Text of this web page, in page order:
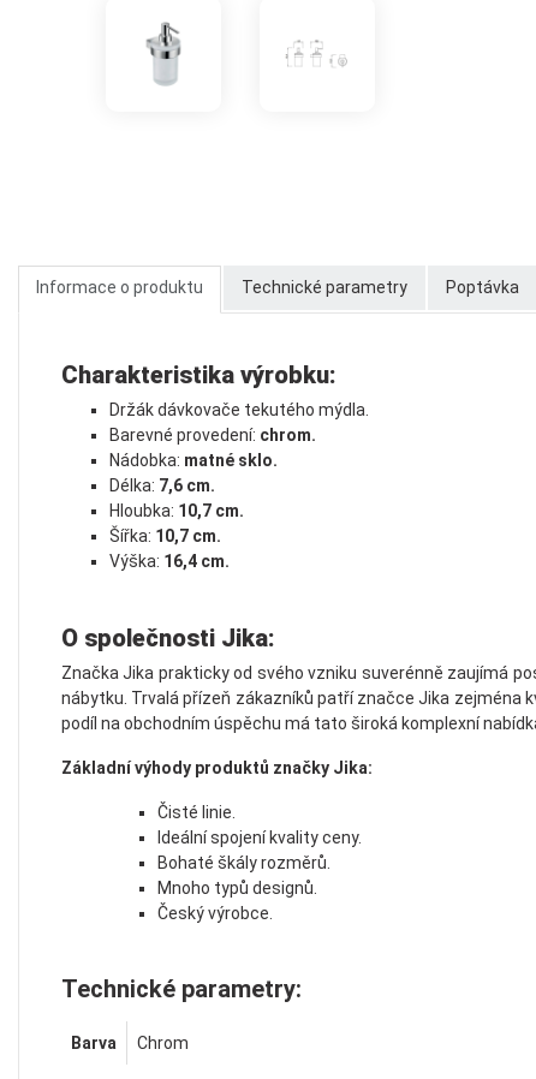
Informace o produktu Technické parametry Poptávka
Charakteristika výrobku:
Držák dávkovače tekutého mýdla.
Barevné provedení: chrom.
Nádobka: matné sklo.
Délka: 7,6 cm.
Hloubka: 10,7 cm.
Šířka: 10,7 cm.
Výška: 16,4 cm.
O společnosti Jika:
Značka Jika prakticky od svého vzniku suverénně zaujímá
nábytku. Trvalá přízeň zákazníků patří značce Jika zejména
podíl na obchodním úspěchu má tato široká komplexní
Základní výhody produktů značky Jika:
Čisté linie.
Ideální spojení kvality ceny.
Bohaté škály rozměrů.
Mnoho typů designů.
Český výrobce.
Technické parametry:
Barva Chrom